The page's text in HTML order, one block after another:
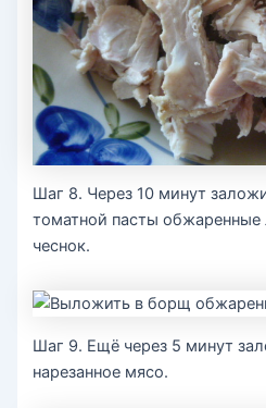
Шаг 8. Через 10 минут
томатной пасты
чеснок.
Шаг 9. Ещё через 5 минут
нарезанное мясо.